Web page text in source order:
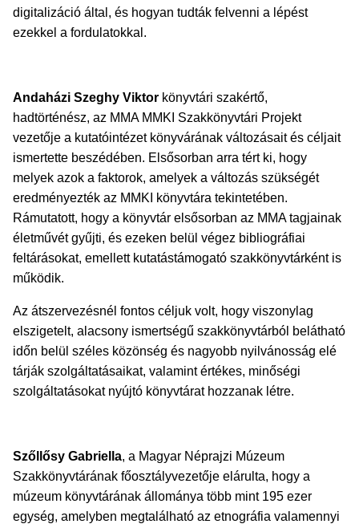
digitalizáció által, és hogyan tudták felvenni a lépést
ezekkel a fordulatokkal.
Andaházi Szeghy Viktor könyvtári szakértő,
hadtörténész, az MMA MMKI Szakkönyvtári Projekt
vezetője a kutatóintézet könyvárának változásait és céljait
ismertette beszédében. Elsősorban arra tért ki, hogy
melyek azok a faktorok, amelyek a változás szükségét
eredményezték az MMKI könyvtára tekintetében.
Rámutatott, hogy a könyvtár elsősorban az MMA tagjainak
életművét gyűjti, és ezeken belül végez bibliográfiai
feltárásokat, emellett kutatástámogató szakkönyvtárként is
működik.
Az átszervezésnél fontos céljuk volt, hogy viszonylag
elszigetelt, alacsony ismertségű szakkönyvtárból belátható
időn belül széles közönség és nagyobb nyilvánosság elé
tárják szolgáltatásaikat, valamint értékes, minőségi
szolgáltatásokat nyújtó könyvtárat hozzanak létre.
Szőllősy Gabriella, a Magyar Néprajzi Múzeum
Szakkönyvtárának főosztályvezetője elárulta, hogy a
múzeum könyvtárának állománya több mint 195 ezer
egység, amelyben megtalálható az etnográfia valamennyi